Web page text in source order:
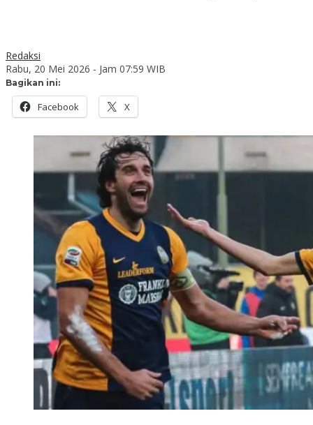
Redaksi
Rabu, 20 Mei 2026 - Jam 07:59 WIB
Bagikan ini:
Facebook X